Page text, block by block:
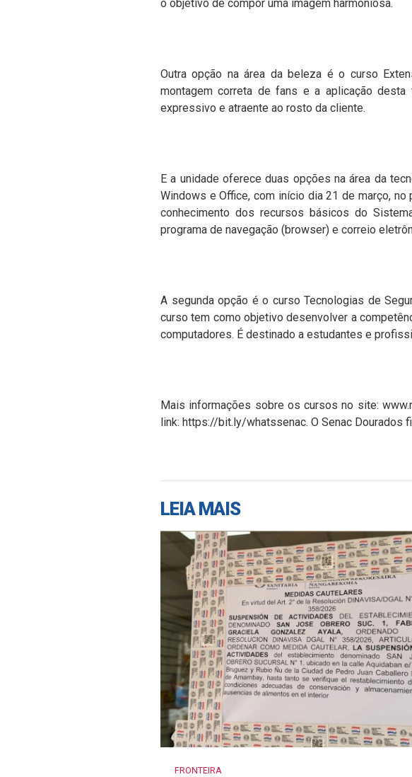
o objetivo de compor uma imagem harmoniosa.
Outra opção na área da beleza é o curso
montagem correta de fans e a aplicação
expressivo e atraente ao rosto da cliente.
E a unidade oferece duas opções na área da
Windows e Office, com início dia 21 de março,
conhecimento dos recursos básicos do
programa de navegação (browser) e correio
A segunda opção é o curso Tecnologias de
curso tem como objetivo desenvolver a
computadores. É destinado a estudantes e
Mais informações sobre os cursos no site:
link: https://bit.ly/whatssenac. O Senac Dourados
LEIA MAIS
FRONTEIRA